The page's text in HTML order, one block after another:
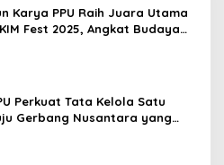
Karya PPU Raih Juara Utama
Fest 2025, Angkat Budaya
Perkuat Tata Kelola Satu
Gerbang Nusantara yang